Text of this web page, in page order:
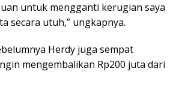
untuk mengganti kerugian saya
secara utuh,” ungkapnya.
Herdy juga sempat
mengembalikan Rp200 juta dari